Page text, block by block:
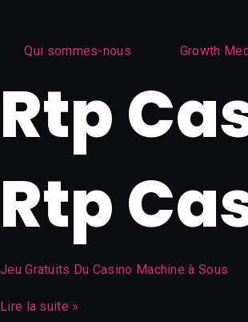
contenuQui sommes-nous Growth
Rtp
Rtp
Jeu Gratuits Du Casino Machine à Sous
Lire la suite »